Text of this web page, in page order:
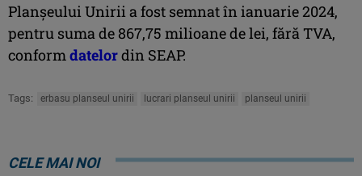
Planșeului Unirii a fost semnat în ianuarie 2024,
pentru suma de 867,75 milioane de lei, fără TVA,
conform datelordin SEAP.
Tags: erbasu planseul unirii lucrari planseul unirii planseul unirii
CELE MAI NOI